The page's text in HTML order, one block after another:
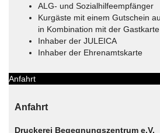
ALG- und Sozialhilfeempfänger
Kurgäste mit einem Gutschein
in Kombination mit der Gastkarte
Inhaber der JULEICA
Inhaber der Ehrenamtskarte
Anfahrt
Anfahrt
Druckerei Begegnungszentrum e.V.